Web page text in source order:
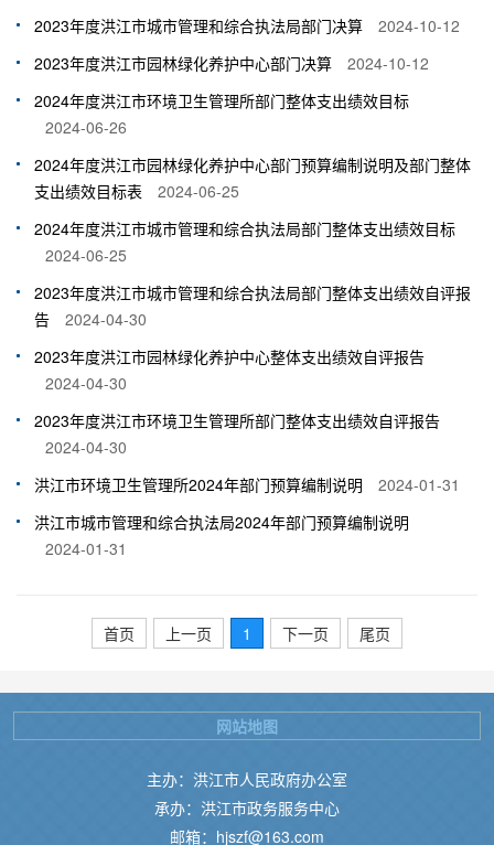
2023年度洪江市城市管理和综合执法局部门决算
2024-10-12
2023年度洪江市园林绿化养护中心部门决算
2024-10-12
2024年度洪江市环境卫生管理所部门整体支出绩效目标
2024-06-26
2024年度洪江市园林绿化养护中心部门预算编制说明及部门整体
支出绩效目标表
2024-06-25
2024年度洪江市城市管理和综合执法局部门整体支出绩效目标
2024-06-25
2023年度洪江市城市管理和综合执法局部门整体支出绩效自评报
告
2024-04-30
2023年度洪江市园林绿化养护中心整体支出绩效自评报告
2024-04-30
2023年度洪江市环境卫生管理所部门整体支出绩效自评报告
2024-04-30
洪江市环境卫生管理所2024年部门预算编制说明
2024-01-31
洪江市城市管理和综合执法局2024年部门预算编制说明
2024-01-31
首页 上一页 1 下一页 尾页
主办：洪江市人民政府办公室
承办：洪江市政务服务中心
邮箱：hjszf@163.com
网站地图